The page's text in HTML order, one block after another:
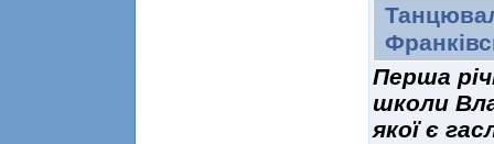
Перша
школи
якої є